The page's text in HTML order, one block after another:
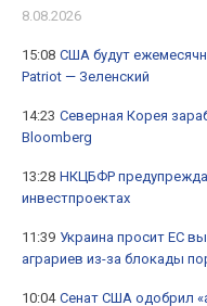
8.08.2026
15:08 США будут
Patriot — Зеленский
14:23 Северная Корея
Bloomberg
13:28 НКЦБФР
инвестпроектах
11:39 Украина просит ЕС
аграриев из-за блокады
10:04 Сенат США одобрил